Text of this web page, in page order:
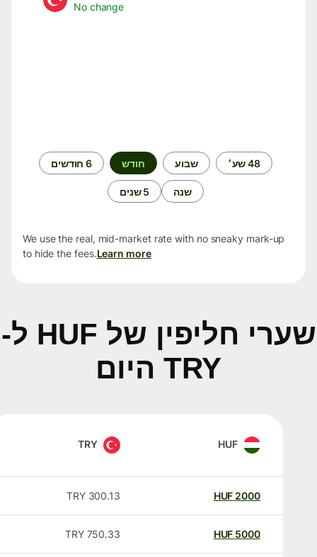
No change
48 שע׳ שבוע חודש 6 חודשים
שנה 5 שנים
We use the real, mid-market rate with no sneaky mark-up
to hide the fees.Learn more
שערי חליפין של HUF ל-
TRY היום
HUF
TRY
2000
HUF
300.13
TRY
5000
HUF
750.33
TRY